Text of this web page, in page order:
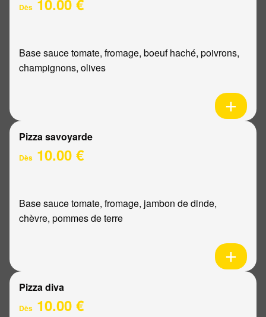
Dès
Base sauce tomate, fromage, boeuf haché, poivrons,
champignons, olives
Pizza savoyarde
Dès 10.00 €
Base sauce tomate, fromage, jambon de dinde,
chèvre, pommes de terre
Pizza diva
Dès 10.00 €